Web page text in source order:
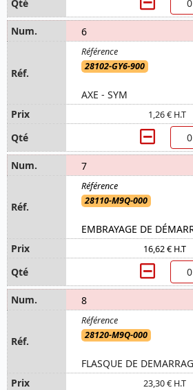
6
28102-GY6-900
AXE - SYM
1,26 € H.T
7
28110-M9Q-000
EMBRAYAGE DE
16,62 € H.T
8
28120-M9Q-000
FLASQUE DE
23,30 € H.T